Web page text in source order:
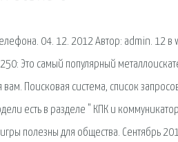
04. 12. 2012 Автор: admin. 12
Это самый популярный
вам. Поисковая сиcтема, список
есть в разделе " КПК и
полезны для общества. Сентябрь